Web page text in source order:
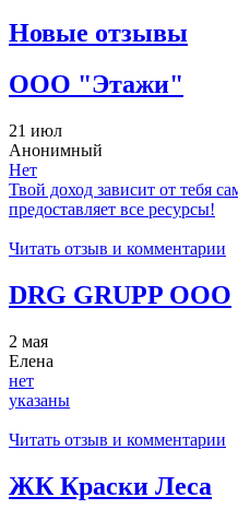
Новые отзывы
ООО "Этажи"
21 июл
Анонимный
Нет
Твой доход зависит от тебя
предоставляет все ресурсы!
Читать отзыв и комментарии
DRG GRUPP ООО
2 мая
Елена
нет
указаны
Читать отзыв и комментарии
ЖК Краски Леса